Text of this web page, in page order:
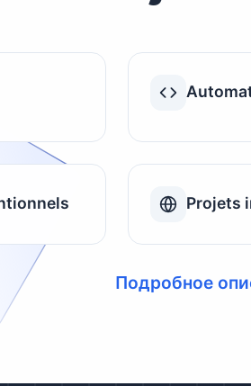
Projets
Подробное